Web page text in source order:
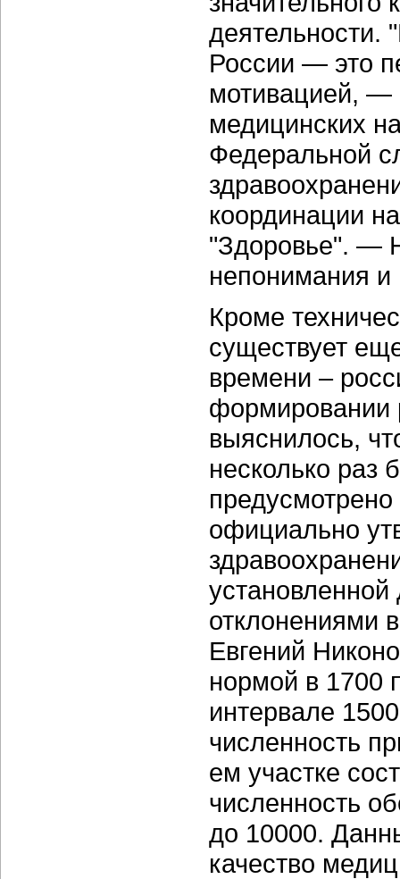
деятельности.
России — это
мотивацией, —
медицинских
Федеральной
координации
"Здоровье". —
непонимания и
Кроме
существует
времени –
формировании
выяснилось,
несколько раз
официально
отклонениями
Евгений
нормой в 1700
интервале
численность
ем участке
численность
до 10000.
качество